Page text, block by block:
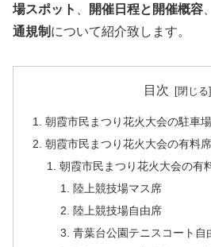
場スポット
開催日程と開催概容
通規制 について紹介致します。
目次
朝霞市民まつり花火大会の駐車
朝霞市民まつり花火大会の有料
朝霞市民まつり花火大会の有
陸上競技場マス席
陸上競技場自由席
青葉台公園テニスコート自